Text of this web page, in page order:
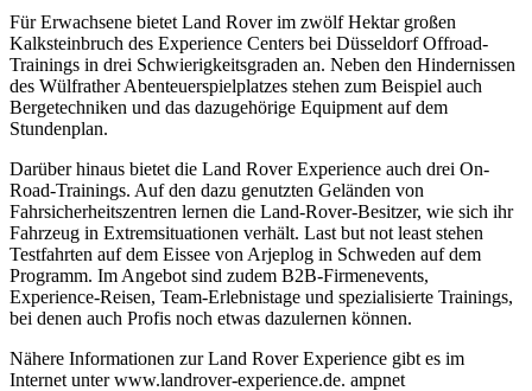
Für Erwachsene bietet Land Rover im zwölf Hektar großen
Kalksteinbruch des Experience Centers bei Düsseldorf Offroad-
Trainings in drei Schwierigkeitsgraden an. Neben den Hindernissen
des Wülfrather Abenteuerspielplatzes stehen zum Beispiel auch
Bergetechniken und das dazugehörige Equipment auf dem
Stundenplan.
Darüber hinaus bietet die Land Rover Experience auch drei On-
Road-Trainings. Auf den dazu genutzten Geländen von
Fahrsicherheitszentren lernen die Land-Rover-Besitzer, wie sich ihr
Fahrzeug in Extremsituationen verhält. Last but not least stehen
Testfahrten auf dem Eissee von Arjeplog in Schweden auf dem
Programm. Im Angebot sind zudem B2B-Firmenevents,
Experience-Reisen, Team-Erlebnistage und spezialisierte Trainings,
bei denen auch Profis noch etwas dazulernen können.
Nähere Informationen zur Land Rover Experience gibt es im
Internet unter www.landrover-experience.de. ampnet